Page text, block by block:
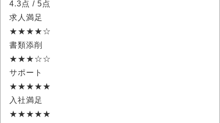
4.3点 / 5点
求人満足
★★★★☆
書類添削
★★★☆☆
サポート
★★★★★
入社満足
★★★★★